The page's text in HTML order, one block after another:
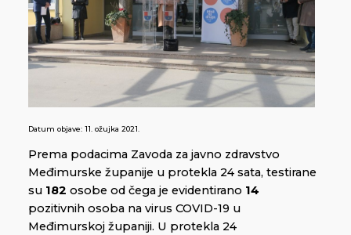
Datum objave: 11. ožujka 2021.
Prema podacima Zavoda za javno zdravstvo
Međimurske županije u protekla 24 sata, testirane
su 182 osobe od čega je evidentirano 14
pozitivnih osoba na virus COVID-19 u
Međimurskoj županiji. U protekla 24